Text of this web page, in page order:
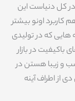
کل دنیاست این
کاربرد اونو بیشتر
که در تولیدی
باکیفیت در بازار
و زیبا هستن در
از اطراف آینه